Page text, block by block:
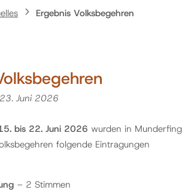
Ergebnis Volksbegehren
23. Juni 2026
bis 22. Juni 2026 wurden in Munderfing
folgende Eintragungen
– 2 Stimmen